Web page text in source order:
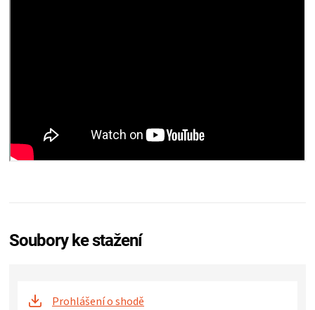
Soubory ke stažení
Prohlášení o shodě